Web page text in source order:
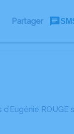
Partager